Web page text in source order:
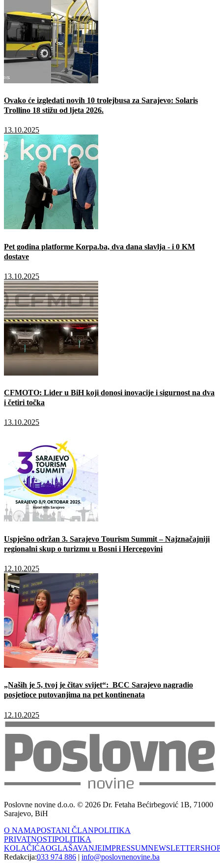
Ovako će izgledati novih 10 trolejbusa za Sarajevo: Solaris
Trollino 18 stižu od ljeta 2026.
13.10.2025
Pet godina platforme Korpa.ba, dva dana slavlja - i 0 KM
dostave
13.10.2025
CFMOTO: Lider u BiH koji donosi inovacije i sigurnost na dva
i četiri točka
13.10.2025
Uspješno održan 3. Sarajevo Tourism Summit – Najznačajniji
regionalni skup o turizmu u Bosni i Hercegovini
12.10.2025
„Naših je 5, tvoj je čitav svijet“: BCC Sarajevo nagradio
posjetioce putovanjima na pet kontinenata
12.10.2025
Poslovne novine d.o.o. © 2026 Dr. Fetaha Bećirbegović 1B, 71000
Sarajevo, BiH
O NAMAPOSTANI ČLANPOLITIKA
PRIVATNOSTIPOLITIKA
KOLAČIĆAOGLAŠAVANJEIMPRESSUMNEWSLETTER
Redakcija:033 974 886 | info@poslovnenovine.ba